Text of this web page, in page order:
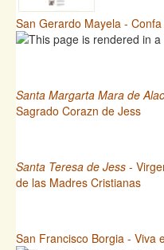
San Gerardo Mayela -
Santa Margarta Mara de
Sagrado Corazn de Jess
Santa Teresa de Jess -
de las Madres Cristianas
San Francisco Borgia - Viva